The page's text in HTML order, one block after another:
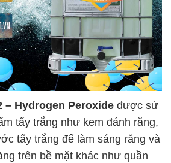
– Hydrogen Peroxide được sử
tẩy trắng như kem đánh răng,
tẩy trắng để làm sáng răng và
trên bề mặt khác như quần